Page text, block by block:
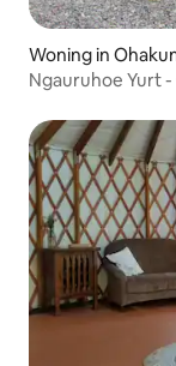
Woning in
Ngauruhoe Yurt